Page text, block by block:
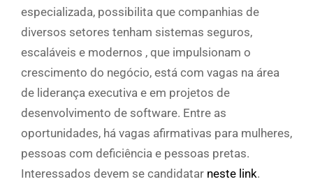
especializada, possibilita que companhias de
diversos setores tenham sistemas seguros,
escaláveis e modernos , que impulsionam o
crescimento do negócio, está com vagas na área
de liderança executiva e em projetos de
desenvolvimento de software. Entre as
oportunidades, há vagas afirmativas para mulheres,
pessoas com deficiência e pessoas pretas.
Interessados devem se candidatar neste link.